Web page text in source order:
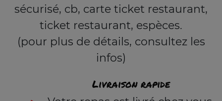
sécurisé, cb, carte ticket restaurant,
ticket restaurant, espèces.
(pour plus de détails, consultez les
infos)
Livraison rapide